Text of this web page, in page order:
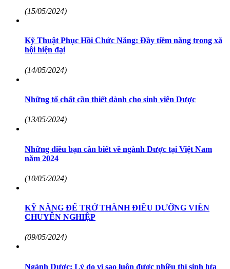
(15/05/2024)
Kỹ Thuật Phục Hồi Chức Năng: Đầy tiềm năng trong xã
hội hiện đại
(14/05/2024)
Những tố chất cần thiết dành cho sinh viên Dược
(13/05/2024)
Những điều bạn cần biết về ngành Dược tại Việt Nam
năm 2024
(10/05/2024)
KỸ NĂNG ĐỂ TRỞ THÀNH ĐIỀU DƯỠNG VIÊN
CHUYÊN NGHIỆP
(09/05/2024)
Ngành Dược: Lý do vì sao luôn được nhiều thí sinh lựa